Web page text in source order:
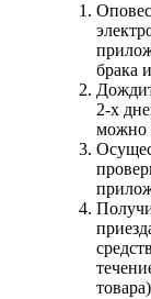
брака
2-х
можно
товара)